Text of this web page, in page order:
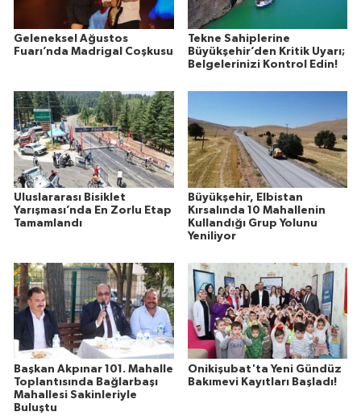
Geleneksel Ağustos
Fuarı’nda Madrigal Coşkusu
Tekne Sahiplerine
Büyükşehir’den Kritik Uyarı;
Belgelerinizi Kontrol Edin!
Uluslararası Bisiklet
Yarışması’nda En Zorlu Etap
Tamamlandı
Büyükşehir, Elbistan
Kırsalında 10 Mahallenin
Kullandığı Grup Yolunu
Yeniliyor
Başkan Akpınar 101. Mahalle
Toplantısında Bağlarbaşı
Mahallesi Sakinleriyle
Buluştu
Onikişubat'ta Yeni Gündüz
Bakımevi Kayıtları Başladı!